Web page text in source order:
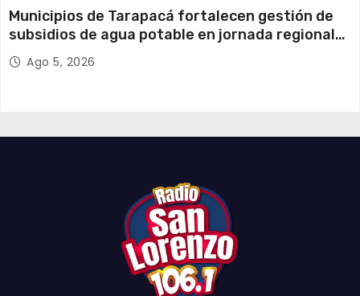
Municipios de Tarapacá fortalecen gestión de
subsidios de agua potable en jornada regional
organizada por Aguas del Altiplano y ANDESS
Ago 5, 2026